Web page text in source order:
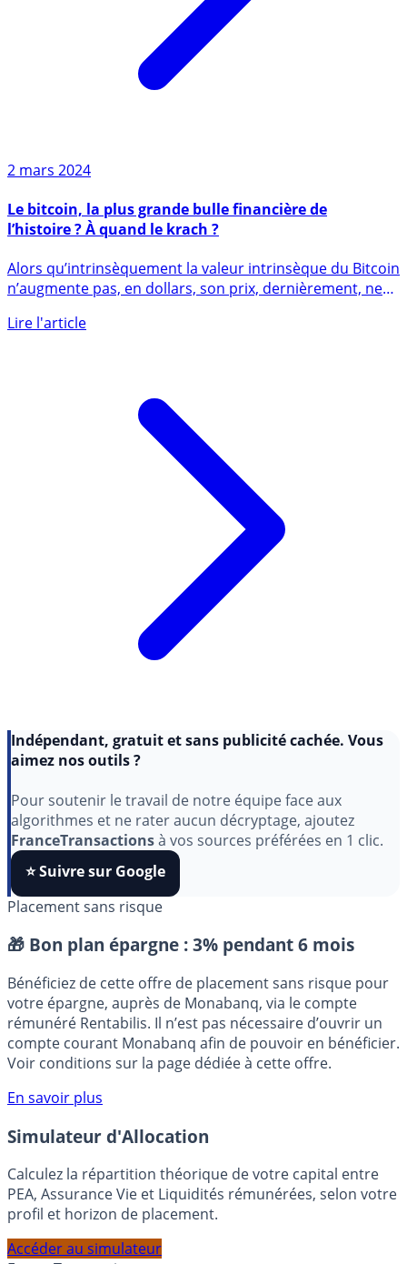
2 mars 2024
l’histoire ? À quand le krach ?
n’augmente pas, en dollars, son prix, dernièrement, ne
aimez nos outils ?
Pour soutenir le travail de notre équipe face aux
algorithmes et ne rater aucun décryptage, ajoutez
FranceTransactionsà vos sources préférées en 1 clic.
⭐️ Suivre sur Google
Placement sans risque
🎁 Bon plan épargne : 3% pendant 6 mois
Bénéficiez de cette offre de placement sans risque pour
votre épargne, auprès de Monabanq, via le compte
rémunéré Rentabilis. Il n’est pas nécessaire d’ouvrir un
Voir conditions sur la page dédiée à cette offre.
En savoir plus
Simulateur d'Allocation
Calculez la répartition théorique de votre capital entre
profil et horizon de placement.